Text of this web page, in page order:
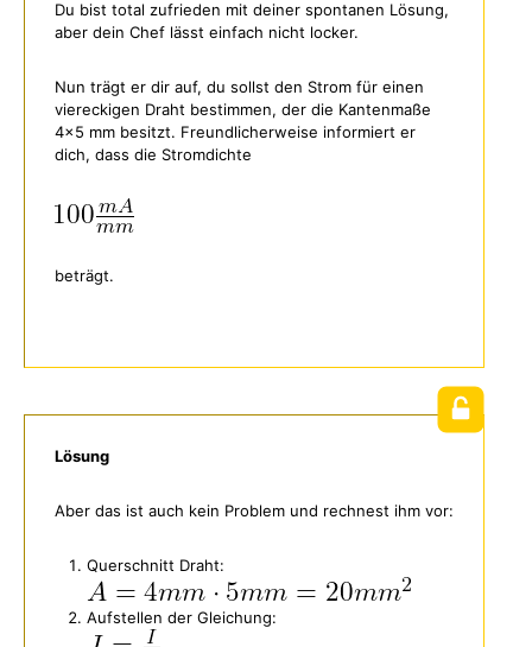
Du bist total zufrieden mit deiner spontanen Lösung,
aber dein Chef lässt einfach nicht locker.
Nun trägt er dir auf, du sollst den Strom für einen
viereckigen Draht bestimmen, der die Kantenmaße
4×5 mm besitzt. Freundlicherweise informiert er
dich, dass die Stromdichte
beträgt.
Lösung
Aber das ist auch kein Problem und rechnest ihm vor:
Querschnitt Draht:
Aufstellen der Gleichung: